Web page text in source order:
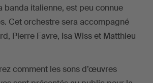
banda italienne, est peu connue
Cet orchestre sera accompagné
Pierre Favre, Isa Wiss et Matthieu
comment les sons d’œuvres